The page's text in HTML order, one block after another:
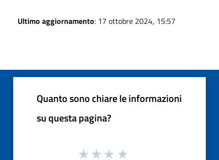
Ultimo aggiornamento: 17 ottobre 2024, 15:57
Quanto sono chiare le informazioni
su questa pagina?